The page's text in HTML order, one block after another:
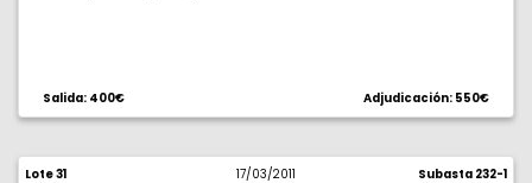
Salida: 400€ Adjudicación: 550€
Lote 31 17/03/2011 Subasta 232-1